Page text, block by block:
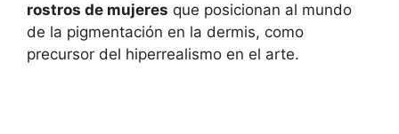
rostros de mujeres que posicionan al mundo
de la pigmentación en la dermis, como
precursor del hiperrealismo en el arte.